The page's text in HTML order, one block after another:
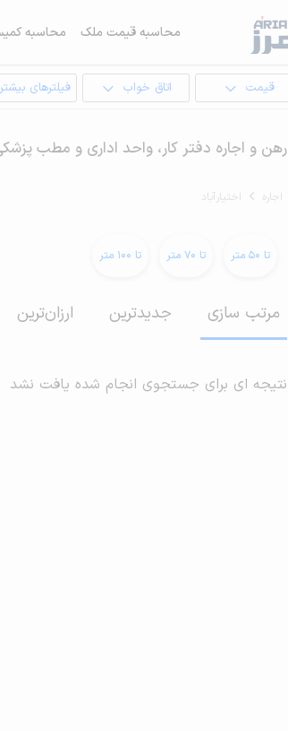
محاسبه قیمت ملک محاسبه
قیمت اتاق خواب فیلترهای بیشتر
رهن و اجاره دفتر کار، واحد اداری و مطب پزشکی
اجاره اختیارآباد
تا 50 متر تا 70 متر تا 100 متر
مرتب سازی جدیدترین ارزان‌ترین
نتیجه ای برای جستجوی انجام شده یافت نشد